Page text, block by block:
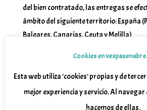
del bien contratado, las entregas se
ámbito del siguiente territorio: España
Baleares, Canarias, Ceuta y Melilla)
Exceptuando aquellos casos en los que
derivadas de la personalización de los
de compra consistente en los
Cookies en
Esta web utiliza 'cookies' propias y de
mejor experiencia y servicio. Al navegar
hacemos de ellas.